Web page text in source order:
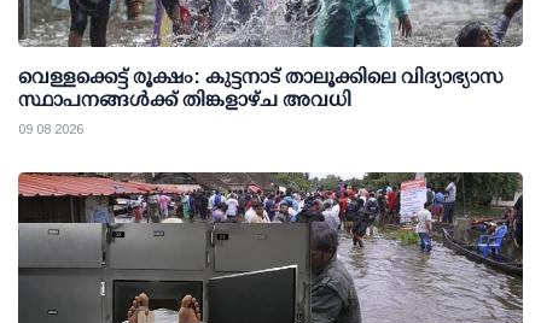
വെള്ളക്കെട്ട് രൂക്ഷം: കുട്ടനാട് താലൂക്കിലെ വിദ്യാഭ്യാസ
സ്ഥാപനങ്ങള്‍ക്ക് തിങ്കളാഴ്ച അവധി
09 08 2026